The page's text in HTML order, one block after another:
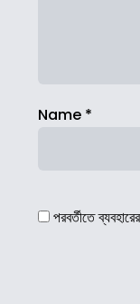
Name *
পরবর্তীতে